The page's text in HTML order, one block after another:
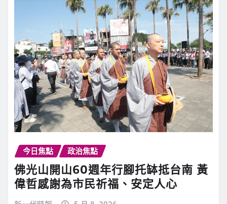
今日焦點 政治焦點
佛光山開山60週年行腳托缽抵台南 黃
偉哲感謝為市民祈福、安定人心